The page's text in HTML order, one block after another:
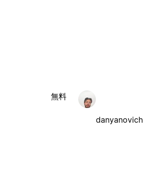
無料
danyanovich